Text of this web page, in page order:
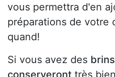
vous permettra d'en
préparations de votre
quand!
Si vous avez des
conserveront très